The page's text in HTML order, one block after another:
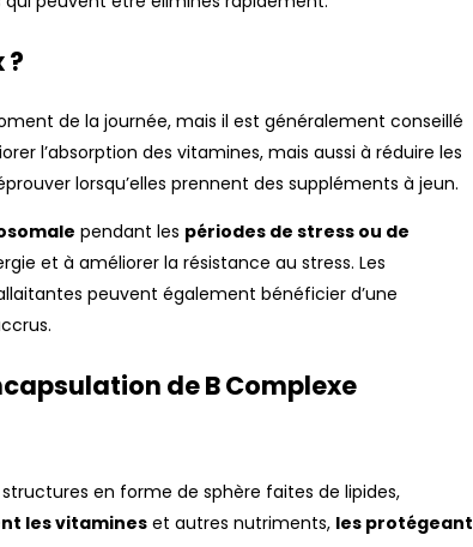
?
de la journée, mais il est généralement conseillé
l’absorption des vitamines, mais aussi à réduire les
lorsqu’elles prennent des suppléments à jeun.
pendant les périodes de stress ou de
et à améliorer la résistance au stress. Les
peuvent également bénéficier d’une
de B Complexe
en forme de sphère faites de lipides,
les vitamines et autres nutriments, les protégeant